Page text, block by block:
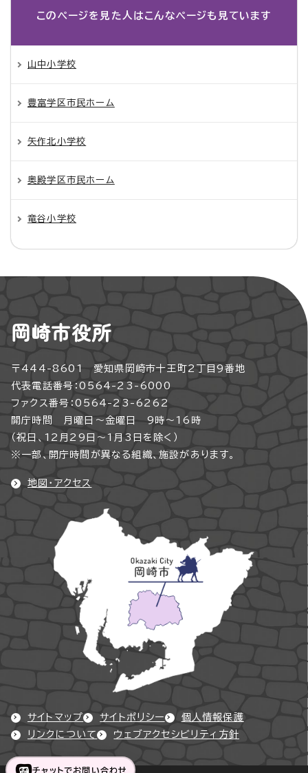
このページを見た人は こんなページも見ています
山中小学校
豊富学区市民ホーム
矢作北小学校
奥殿学区市民ホーム
竜谷小学校
岡崎市役所
〒444-8601 愛知県岡崎市十王町2丁目9番地
代表電話番号：0564-23-6000
ファクス番号：0564-23-6262
開庁時間 月曜日～金曜日 9時～16時
（祝日、12月29日～1月3日を除く）
※一部、開庁時間が異なる組織、施設があります。
地図・アクセス
サイトマップ サイトポリシー
個人情報保護
リンクについて
ウェブアクセシビリティ方針
チャットでお問い合わせ